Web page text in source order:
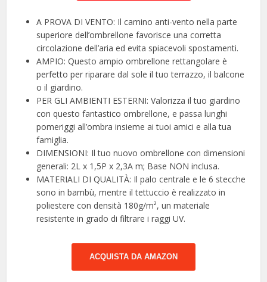
A PROVA DI VENTO: Il camino anti-vento nella parte
superiore dell’ombrellone favorisce una corretta
circolazione dell’aria ed evita spiacevoli spostamenti.
AMPIO: Questo ampio ombrellone rettangolare è
perfetto per riparare dal sole il tuo terrazzo, il balcone
o il giardino.
PER GLI AMBIENTI ESTERNI: Valorizza il tuo giardino
con questo fantastico ombrellone, e passa lunghi
pomeriggi all’ombra insieme ai tuoi amici e alla tua
famiglia.
DIMENSIONI: Il tuo nuovo ombrellone con dimensioni
generali: 2L x 1,5P x 2,3A m; Base NON inclusa.
MATERIALI DI QUALITÀ: Il palo centrale e le 6 stecche
sono in bambù, mentre il tettuccio è realizzato in
poliestere con densità 180g/m², un materiale
resistente in grado di filtrare i raggi UV.
ACQUISTA DA AMAZON